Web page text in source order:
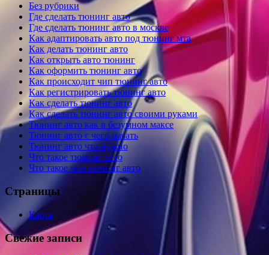
Без рубрики
Где сделать тюнинг авто
Где сделать тюнинг авто в москве
Как адаптировать авто под тюнинг мта
Как делать тюнинг авто
Как открыть авто тюнинг
Как оформить тюнинг авто
Как происходит чип тюнинг авто
Как регистрировать тюнинг авто
Как сделать тюнинг авто
Как сделать тюнинг авто своими руками
Тюнинг авто как в безумном максе
Тюнинг авто с чего начать
Тюнинг авто что нужно
Что такое тюнинг авто
Что такое чип тюнинг авто
Страницы
Карта
Свежие записи